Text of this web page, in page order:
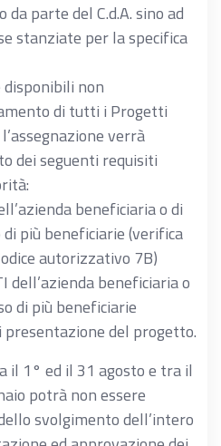
parte del C.d.A. sino ad
stanziate per la specifica
disponibili non
di tutti i Progetti
verrà
dei seguenti requisiti
beneficiaria o di
più beneficiarie (verifica
autorizzativo 7B)
dell’azienda beneficiaria o
di più beneficiarie
del progetto.
il 1° ed il 31 agosto e tra il
potrà non essere
svolgimento dell’intero